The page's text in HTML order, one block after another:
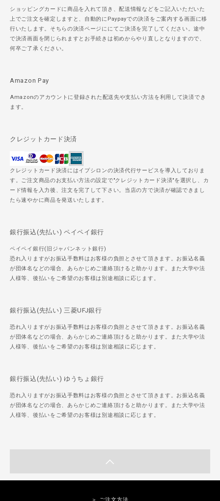
ショッピングカードに商品を入れて頂き、配送情報などをご記入いただいた
上でご注文を確定しますと、自動的にPaypayでの決済をご案内する画面に移
行いたします。そちらの決済ページににてご決済を完了してください。途中
で決済画面を閉じられますとお手続きは初めからやり直しとなりますので、
何卒ご了承ください。
Amazon Pay
Amazonのアカウントに登録された配送先や支払い方法を利用して決済でき
ます。
クレジットカード決済
クレジットカード決済にはイプシロンの決済代行サービスを導入しておりま
す。ご注文商品のお支払い方法の設定で"クレジットカード決済"を選択し、カ
ード情報を入力後、注文を完了して下さい。当店の方で決済が確認できまし
たら速やかに商品を発送いたします。
銀行振込(先払い) ペイペイ銀行
ペイペイ銀行(旧ジャパンネット銀行)
恐れ入りますがお振込手数料はお客様の負担とさせて頂きます。お振込名義
が団体名などの場合、あらかじめご連絡頂けると助かります。また大学や法
人様等、後払いをご希望のお客様は別途相談に応じます。
銀行振込(先払い) 三菱UFJ銀行
恐れ入りますがお振込手数料はお客様の負担とさせて頂きます。お振込名義
が団体名などの場合、あらかじめご連絡頂けると助かります。また大学や法
人様等、後払いをご希望のお客様は別途相談に応じます。
銀行振込(先払い) ゆうちょ銀行
恐れ入りますがお振込手数料はお客様の負担とさせて頂きます。お振込名義
が団体名などの場合、あらかじめご連絡頂けると助かります。また大学や法
人様等、後払いをご希望のお客様は別途相談に応じます。
＞ ご注文方法